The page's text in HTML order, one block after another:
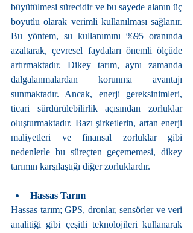
büyütülmesi sürecidir ve bu sayede alanın üç
boyutlu olarak verimli kullanılması sağlanır.
Bu yöntem, su kullanımını %95 oranında
azaltarak, çevresel faydaları önemli ölçüde
artırmaktadır. Dikey tarım, aynı zamanda
dalgalanmalardan korunma avantajı
sunmaktadır. Ancak, enerji gereksinimleri,
ticari sürdürülebilirlik açısından zorluklar
oluşturmaktadır. Bazı şirketlerin, artan enerji
maliyetleri ve finansal zorluklar gibi
nedenlerle bu süreçten geçememesi, dikey
tarımın karşılaştığı diğer zorluklardır.
Hassas Tarım
Hassas tarım; GPS, dronlar, sensörler ve veri
analitiği gibi çeşitli teknolojileri kullanarak